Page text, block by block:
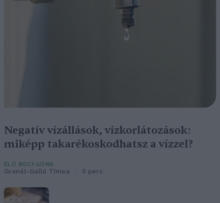
Negatív vízállások, vízkorlátozások:
miképp takarékoskodhatsz a vízzel?
ÉLŐ BOLYGÓNK
Granát-Galló Tímea 5 perc